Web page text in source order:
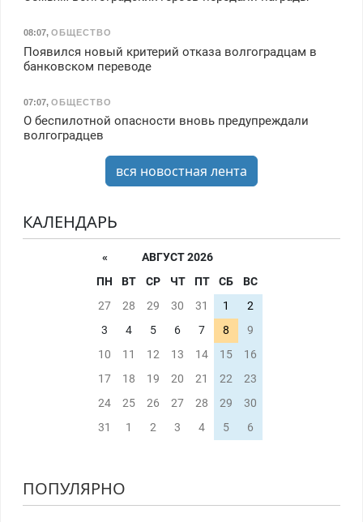
08:07, ОБЩЕСТВО
Появился новый критерий отказа волгоградцам в
банковском переводе
07:07, ОБЩЕСТВО
О беспилотной опасности вновь предупреждали
волгоградцев
вся новостная лента
КАЛЕНДАРЬ
«
АВГУСТ 2026
ПН
ВТ СР ЧТ ПТ СБ
ВС
27
28 29 30 31 1
2
3
4 5 6 7 8
9
10
11 12 13 14 15
16
17
18 19 20 21 22
23
24
25 26 27 28 29
30
31
1 2 3 4 5 6
ПОПУЛЯРНО